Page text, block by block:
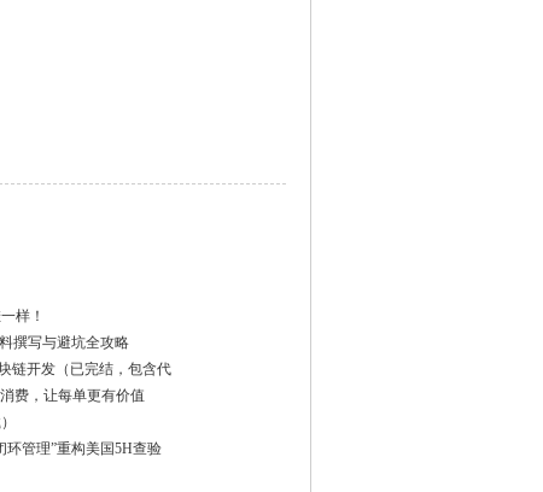
样！
撰写与避坑全攻略
链开发（已完结，包含代
费，让每单更有价值
环管理”重构美国5H查验